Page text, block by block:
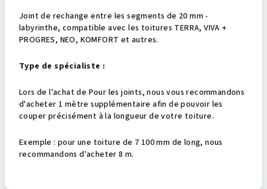
Joint de rechange entre les segments de 20 mm -
labyrinthe, compatible avec les toitures TERRA, VIVA +
PROGRES, NEO, KOMFORT et autres.
Type de spécialiste :
Lors de l'achat de Pour les joints, nous vous recommandons
d'acheter 1 mètre supplémentaire afin de pouvoir les
couper précisément à la longueur de votre toiture.
Exemple : pour une toiture de 7 100 mm de long, nous
recommandons d'acheter 8 m.